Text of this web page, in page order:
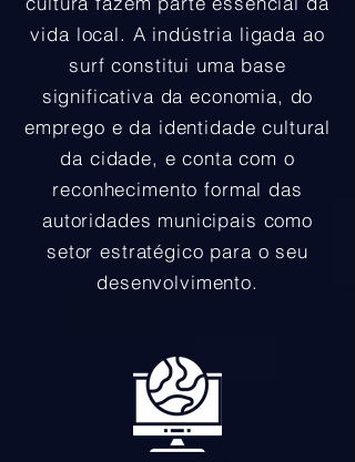
vida local. A indústria ligada ao
surf constitui uma base
significativa da economia, do
emprego e da identidade cultural
da cidade, e conta com o
reconhecimento formal das
autoridades municipais como
setor estratégico para o seu
desenvolvimento.